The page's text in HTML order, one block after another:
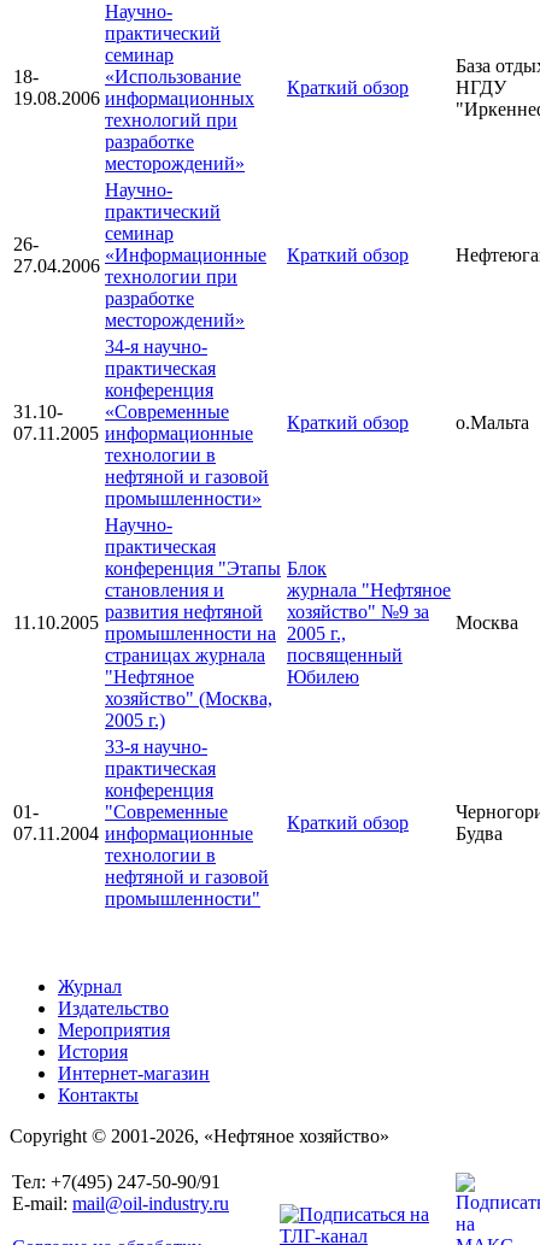
18-
19.08.2006
Научно-
практический
семинар
«Использование
информационных
технологий при
разработке
месторождений»
Краткий обзор
База
НГДУ
26-
27.04.2006
Научно-
практический
семинар
«Информационные
технологии при
разработке
месторождений»
Краткий обзор
31.10-
07.11.2005
34-я научно-
практическая
конференция
«Современные
информационные
технологии в
нефтяной и газовой
промышленности»
Краткий обзор о.Мальта
11.10.2005
Научно-
практическая
конференция "Этапы
становления и
развития нефтяной
промышленности на
страницах журнала
"Нефтяное
хозяйство" (Москва,
2005 г.)
Блок
журнала "Нефтяное
хозяйство" №9 за
2005 г.,
посвященный
Юбилею
Москва
01-
07.11.2004
33-я научно-
практическая
конференция
"Современные
информационные
технологии в
нефтяной и газовой
промышленности"
Краткий обзор
Будва
Журнал
Издательство
Мероприятия
История
Интернет-магазин
Контакты
Copyright © 2001-2026, «Нефтяное хозяйство»
Тел: +7(495) 247-50-90/91
E-mail: mail@oil-industry.ru